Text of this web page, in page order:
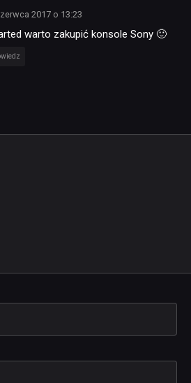
2017 o 13:23
warto zakupić konsole Sony 🙂